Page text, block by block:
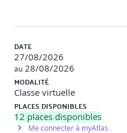
DATE
27/08/2026
au 28/08/2026
MODALITÉ
Classe virtuelle
PLACES DISPONIBLES
12 places disponibles
Me connecter à myAtlas